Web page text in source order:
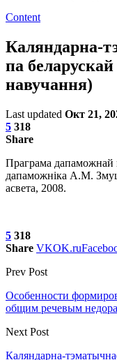
Content
Каляндарна-
па
навучання)
Last updated Окт 21,
5 318
Share
Праграма дапаможнай
дапаможніка А.М.
асвета, 2008.
5 318
Share VKOK.ru
Prev Post
Особенности
общим речевым
Next Post
Каляндарна-